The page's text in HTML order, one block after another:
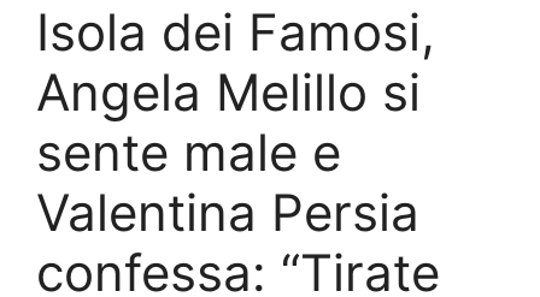
Isola dei Famosi,
Angela Melillo si
sente male e
Valentina Persia
confessa: “Tirate